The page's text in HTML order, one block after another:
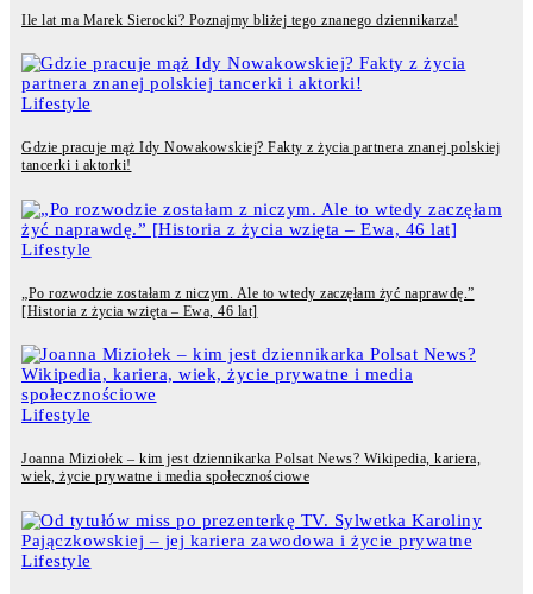
Ile lat ma Marek Sierocki? Poznajmy bliżej tego znanego dziennikarza!
Lifestyle
Gdzie pracuje mąż Idy Nowakowskiej? Fakty z życia partnera znanej polskiej
tancerki i aktorki!
Lifestyle
„Po rozwodzie zostałam z niczym. Ale to wtedy zaczęłam żyć naprawdę.”
[Historia z życia wzięta – Ewa, 46 lat]
Lifestyle
Joanna Miziołek – kim jest dziennikarka Polsat News? Wikipedia, kariera,
wiek, życie prywatne i media społecznościowe
Lifestyle